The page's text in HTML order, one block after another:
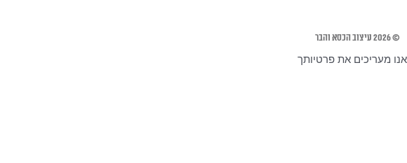
© 2026 עיצוב הכסא והבר
אנו מעריכים את פרטיותך